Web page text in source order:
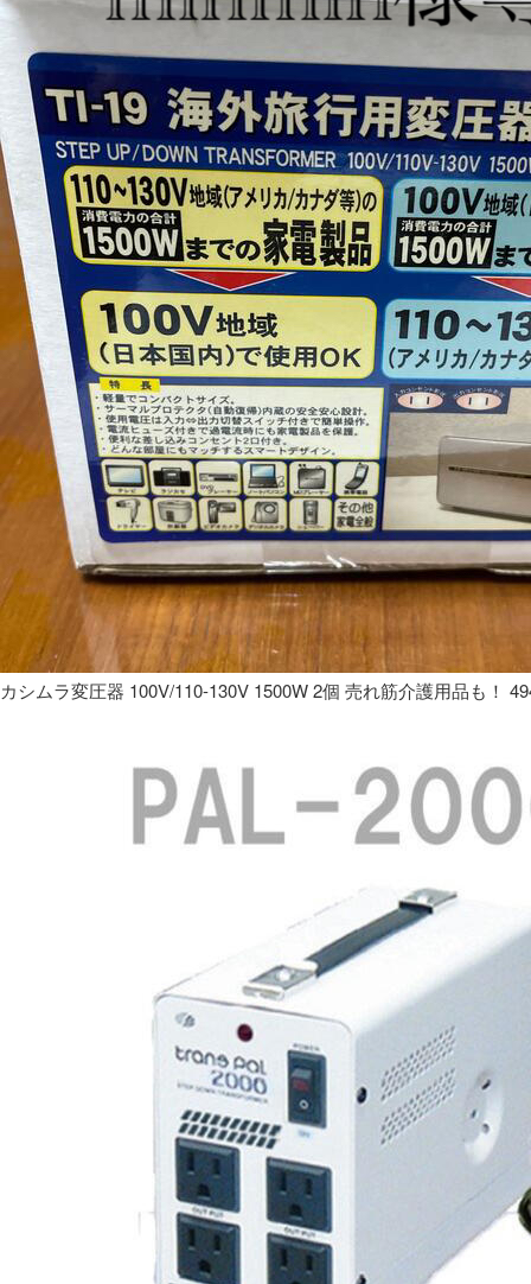
カシムラ変圧器 100V/110-130V 1500W 2個 売れ筋介護用品も！